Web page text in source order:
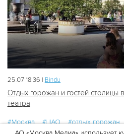
25.07 18:36 | Bindu
Отдых горожан и гостей столицы
театра
#Москва #ЦАО
#отдых горожан